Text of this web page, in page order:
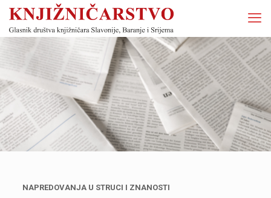
NAPREDOVANJA U STRUCI I ZNANOSTI